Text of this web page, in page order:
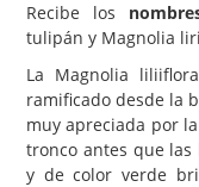
Árboles y
Arbustos y
Cactus y
Recibe los
tulipán y Magnolia
La Magnolia
ramificado desde la
muy apreciada por
tronco antes que las
y de color verde